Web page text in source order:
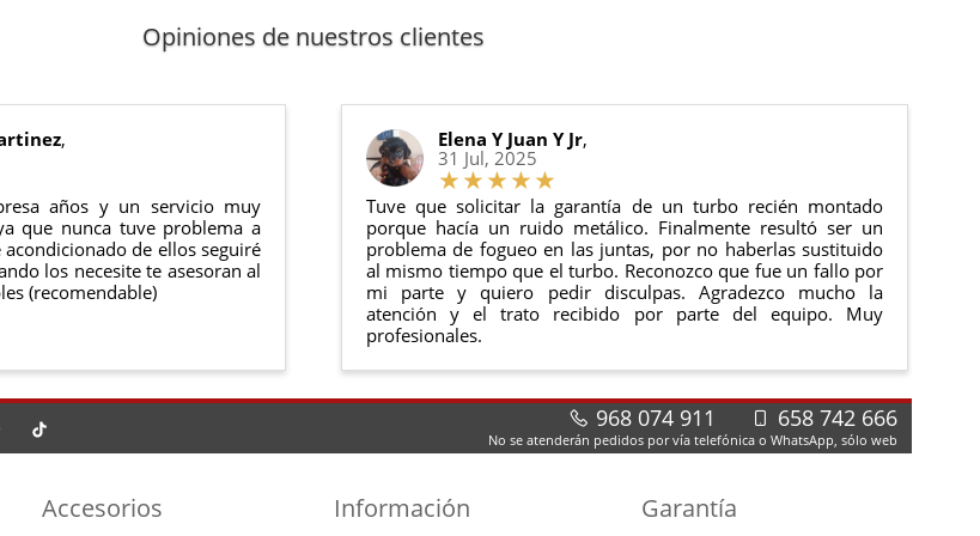
con la legislación vigente. Consulta nuestras condiciones generales
en nuestra web puedes ver en todo momento el estado de tu pedido.
sido montado ni manipulado
original perfectas condiciones
Opiniones de nuestros clientes
,
años y un servicio muy
que nunca tuve problema a
de ellos seguiré
los necesite te asesoran al
(recomendable)
Elena Y Juan Y Jr,
31 Jul, 2025
Tuve que solicitar la garantía de un turbo recién montado
porque hacía un ruido metálico. Finalmente resultó ser un
problema de fogueo en las juntas, por no haberlas sustituido
al mismo tiempo que el turbo. Reconozco que fue un fallo por
mi parte y quiero pedir disculpas. Agradezco mucho la
atención y el trato recibido por parte del equipo. Muy
profesionales.
968 074 911 658 742 666
No se atenderán pedidos por vía telefónica o WhatsApp, sólo web
Accesorios Información Garantía